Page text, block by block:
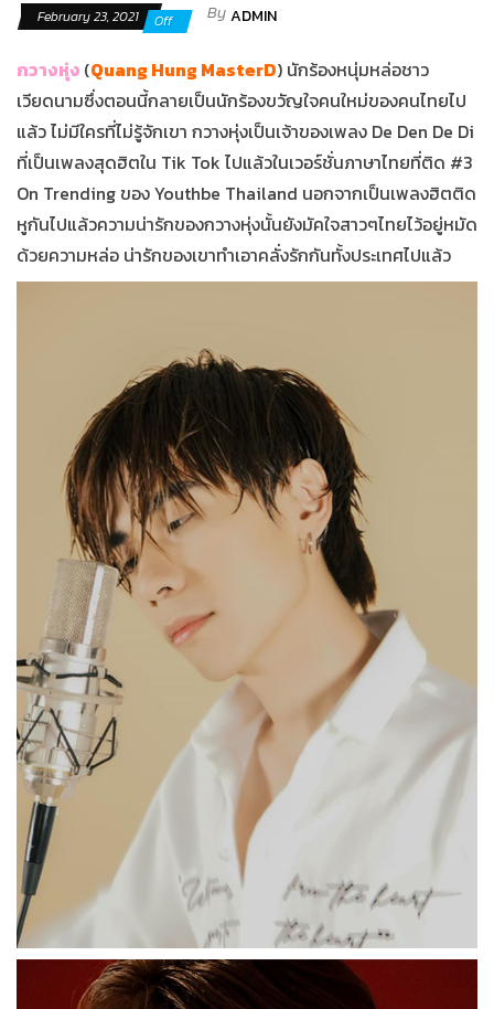
February 23, 2021 Off ByADMIN
กวางหุ่ง (Quang Hung MasterD) นักร้องหนุ่มหล่อชาว
เวียดนามซึ่งตอนนี้กลายเป็นนักร้องขวัญใจคนใหม่ของคนไทยไป
แล้ว ไม่มีใครที่ไม่รู้จักเขา กวางหุ่งเป็นเจ้าของเพลง De Den De Di
ที่เป็นเพลงสุดฮิตใน Tik Tok ไปแล้วในเวอร์ชั่นภาษาไทยที่ติด #3
On Trending ของ Youthbe Thailand นอกจากเป็นเพลงฮิตติด
หูกันไปแล้วความน่ารักของกวางหุ่งนั้นยังมัคใจสาวๆไทยไว้อยู่หมัด
ด้วยความหล่อ น่ารักของเขาทำเอาคลั่งรักกันทั้งประเทศไปแล้ว